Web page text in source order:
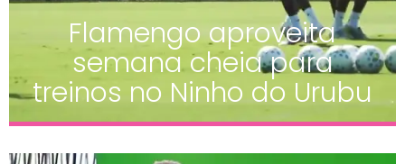
Flamengo aproveita
semana cheia para
treinos no Ninho do Urubu